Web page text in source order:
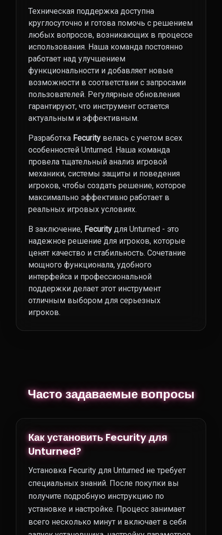
Техническая поддержка доступна
круглосуточно и готова помочь с решением
любых вопросов, возникающих в процессе
использования. Наша команда постоянно
работает над улучшением
функциональности и добавляет новые
возможности в соответствии с запросами
пользователей. Регулярные обновления
гарантируют, что инструмент остается
актуальным и эффективным.
Разработка Fecurity велась с учетом всех
особенностей Unturned. Наша команда
провела тщательный анализ игровой
механики, системы защиты и поведения
игроков, чтобы создать решение, которое
максимально эффективно работает в
реальных игровых условиях.
В заключение, Fecurity для Unturned - это
надежное решение для игроков, которые
ценят качество и стабильность. Сочетание
мощного функционала, удобного
интерфейса и профессиональной
поддержки делает этот инструмент
отличным выбором для серьезных
игроков.
Часто задаваемые вопросы
Как установить Fecurity для
Unturned?
Установка Fecurity для Unturned не требует
специальных знаний. После покупки вы
получите подробную инструкцию по
установке и настройке. Процесс занимает
всего несколько минут и включает в себя